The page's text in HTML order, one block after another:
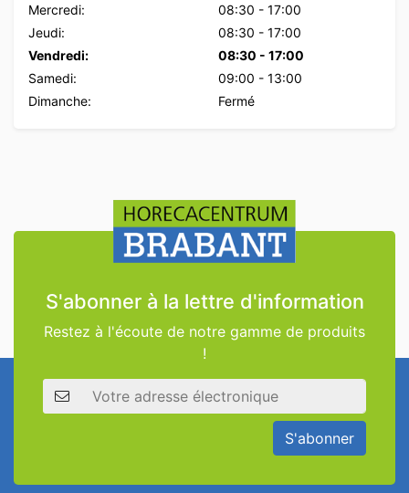
Mercredi:
08:30 - 17:00
Jeudi:
08:30 - 17:00
Vendredi:
08:30 - 17:00
Samedi:
09:00 - 13:00
Dimanche:
Fermé
S'abonner à la lettre d'information
Restez à l'écoute de notre gamme de produits
!
Adresse électronique
S'abonner